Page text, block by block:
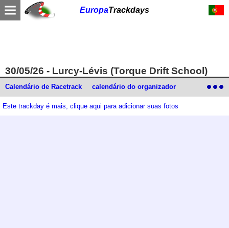
EuropaTrackdays
30/05/26 - Lurcy-Lévis (Torque Drift School)
Calendário de Racetrack calendário do organizador
Este trackday é mais, clique aqui para adicionar suas fotos